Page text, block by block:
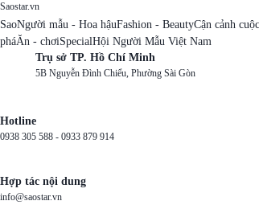
Saostar.vn
SaoNgười mẫu - Hoa hậuFashion - BeautyCận cảnh
pháĂn - chơiSpecialHội Người Mẫu Việt Nam
Trụ sở TP. Hồ Chí Minh
5B Nguyễn Đình Chiểu, Phường Sài Gòn
Hotline
0938 305 588 - 0933 879 914
Hợp tác nội dung
info@saostar.vn